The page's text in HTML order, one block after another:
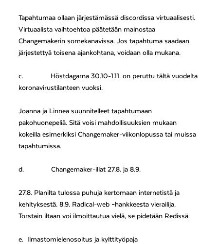
Tapahtumaa ollaan järjestämässä discordissa virtuaalisesti.
Virtuaalista vaihtoehtoa päätetään mainostaa
Changemakerin somekanavissa. Jos tapahtuma saadaan
järjestettyä toisena ajankohtana, voidaan olla mukana.
c. Höstdagarna 30.10-1.11. on peruttu tältä vuodelta
koronavirustilanteen vuoksi.
Joanna ja Linnea suunnitelleet tapahtumaan
pakohuonepeliä. Sitä voisi mahdollisuuksien mukaan
kokeilla esimerkiksi Changemaker-viikonlopussa tai muissa
tapahtumissa.
d.Changemaker-illat 27.8. ja 8.9.
27.8. Planilta tulossa puhuja kertomaan internetistä ja
kehityksestä. 8.9. Radical-web –hankkeesta vierailija.
Torstain iltaan voi ilmoittautua vielä, se pidetään Redissä.
e. Ilmastomielenosoitus ja kylttityöpaja